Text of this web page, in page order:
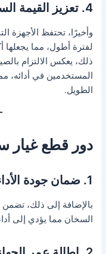
4. تعزيز القيمة السوقية للجهاز
وأخيرًا، تحتفظ الأجهزة
لفترة أطول، مما يجعلها
ذلك، يعكس الالتزام
المستخدمين في أدائه،
الطويل.
دور قطع غيار
1. ضمان جودة الأداء
بالإضافة إلى ذلك،
السخان مما يؤدي إلى